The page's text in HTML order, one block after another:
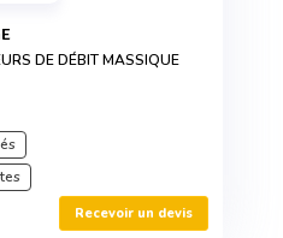
DE DÉBIT MASSIQUE
Recevoir un devis